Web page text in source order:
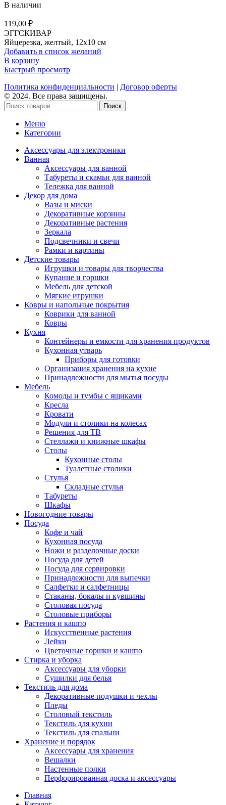
В наличии
119,00 ₽
ЭГГСКИВАР
Яйцерезка, желтый, 12х10 см
Добавить в список желаний
В корзину
Быстрый просмотр
Политика конфиденциальности | Договор оферты
© 2024. Все права защищены.
Поиск
Меню
Категории
Аксессуары для электроники
Ванная
Аксессуары для ванной
Табуреты и скамьи для ванной
Тележка для ванной
Декор для дома
Вазы и миски
Декоративные корзины
Декоративные растения
Зеркала
Подсвечники и свечи
Рамки и картины
Детские товары
Игрушки и товары для творчества
Купание и горшки
Мебель для детской
Мягкие игрушки
Ковры и напольные покрытия
Коврики для ванной
Ковры
Кухня
Контейнеры и емкости для хранения продуктов
Кухонная утварь
Приборы для готовки
Организация хранения на кухне
Принадлежности для мытья посуды
Мебель
Комоды и тумбы с ящиками
Кресла
Кровати
Модули и столики на колесах
Решения для ТВ
Стеллажи и книжные шкафы
Столы
Кухонные столы
Туалетные столики
Стулья
Складные стулья
Табуреты
Шкафы
Новогодние товары
Посуда
Кофе и чай
Кухонная посуда
Ножи и разделочные доски
Посуда для детей
Посуда для сервировки
Принадлежности для выпечки
Салфетки и салфетницы
Стаканы, бокалы и кувшины
Столовая посуда
Столовые приборы
Растения и кашпо
Искусственные растения
Лейки
Цветочные горшки и кашпо
Стирка и уборка
Аксессуары для уборки
Сушилки для белья
Текстиль для дома
Декоративные подушки и чехлы
Пледы
Столовый текстиль
Текстиль для кухни
Текстиль для спальни
Хранение и порядок
Аксессуары для хранения
Вешалки
Настенные полки
Перфорированная доска и аксессуары
Главная